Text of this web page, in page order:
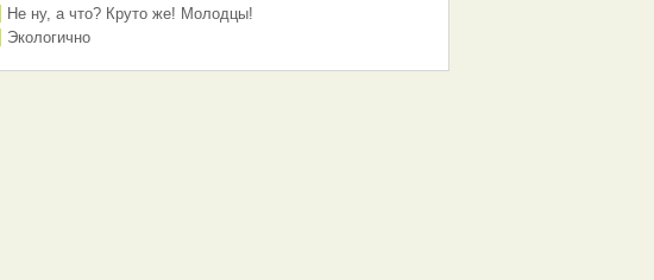
Не ну, а что? Круто же! Молодцы!
Экологично